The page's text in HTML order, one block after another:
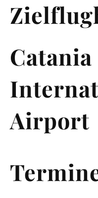
Catania
Airport